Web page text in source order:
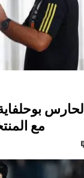
الحارس
مع